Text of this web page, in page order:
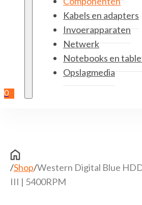
0
Kabels en adapters
Invoerapparaten
Netwerk
Notebooks en
Opslagmedia
/Shop/Western Digital Blue
III | 5400RPM